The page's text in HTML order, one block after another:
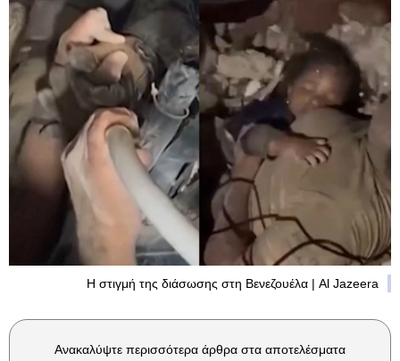
Η στιγμή της διάσωσης στη Βενεζουέλα | Al Jazeera
Ανακαλύψτε περισσότερα άρθρα στα αποτελέσματα